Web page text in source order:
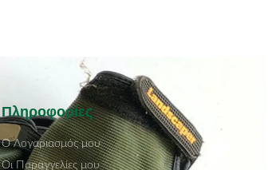
Πληροφορίες
Ο Λογαριασμός μου
Οι Παραγγελίες μου